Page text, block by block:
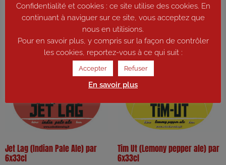
Jet Lag (Indian Pale Ale) par
6x33cl
Tim Ut (Lemony pepper ale) par
6x33cl
Confidentialité et cookies : ce site utilise des cookies. En
continuant à naviguer sur ce site, vous acceptez que
nous en utilisions.
Pour en savoir plus, y compris sur la façon de contrôler
les cookies, reportez-vous à ce qui suit :
Accepter Refuser
En savoir plus